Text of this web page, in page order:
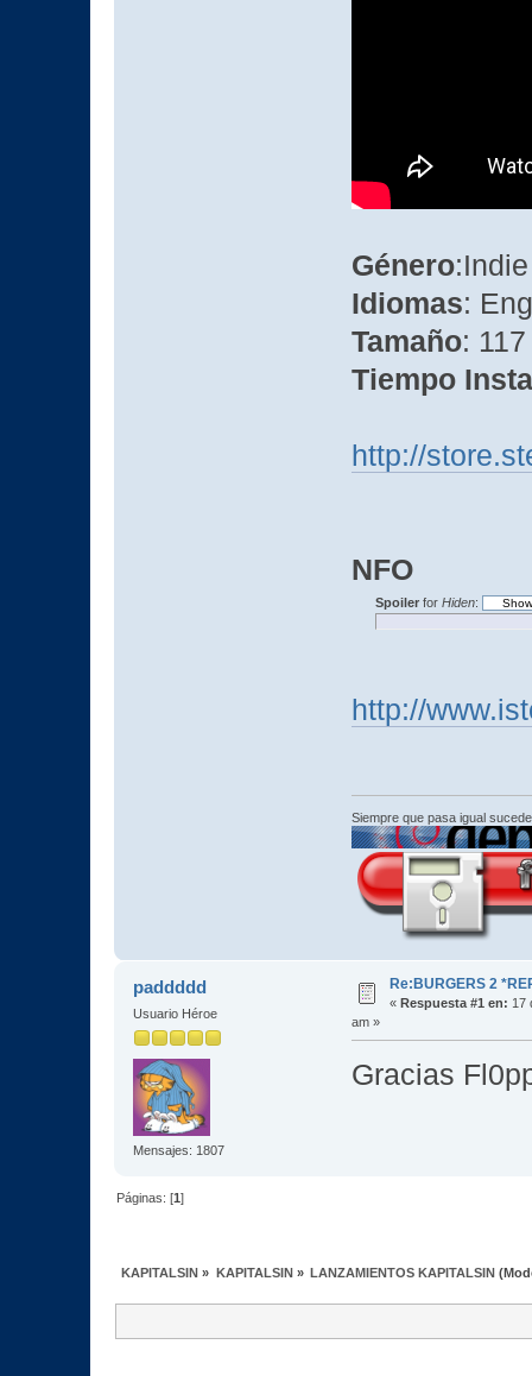
Género
Idiomas:
Tamaño:
Tiempo
http://
NFO
Spoilerfor Hiden:
http://
Siempre que pasa igual
paddddd
Usuario Héroe
Mensajes: 1807
Re:BURGERS 2
« Respuesta #1 en: 17
am »
Gracias
Páginas: [1]
KAPITALSIN » KAPITALSIN» LANZAMIENTOS KAPITALSIN